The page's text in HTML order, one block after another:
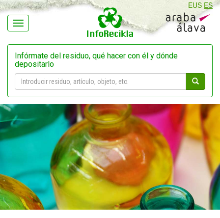
Navegación
EUS ES
Infórmate del residuo, qué hacer con él y dónde
depositarlo